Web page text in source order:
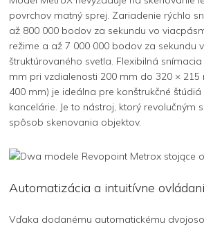
povrchov matný sprej. Zariadenie rýchlo
až 800 000 bodov za sekundu vo
režime a až 7 000 000 bodov za sekundu
štruktúrovaného svetla. Flexibilná
mm pri vzdialenosti 200 mm do 320 × 215
400 mm) je ideálna pre konštrukčné štúdiá
kancelárie. Je to nástroj, ktorý revolučným
spôsob skenovania objektov.
Automatizácia a intuitívne
Vďaka dodanému automatickému